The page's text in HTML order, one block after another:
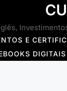
E
DIGITAIS